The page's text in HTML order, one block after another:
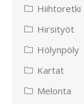
Hiihtoretki
Hirsityöt
Hölynpöly
Kartat
Melonta